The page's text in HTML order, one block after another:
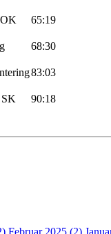
65:19
68:30
83:03
SK 90:18
Februar 2025 (2)